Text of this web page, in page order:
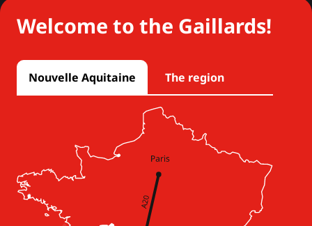
Welcome to the Gaillards!
Nouvelle Aquitaine The region